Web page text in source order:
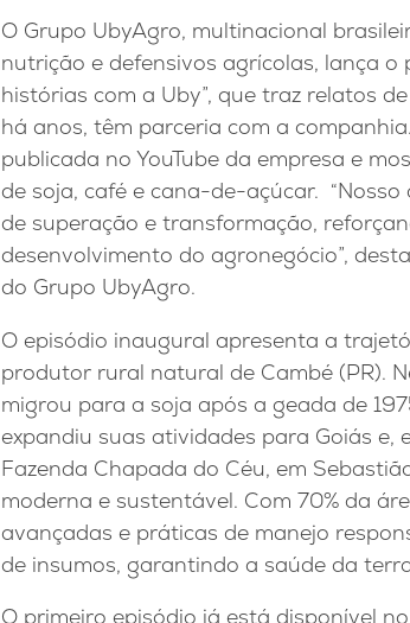
O Grupo UbyAgro, multinacional
nutrição e defensivos agrícolas, lança o
histórias com a Uby”, que traz relatos
há anos, têm parceria com a
publicada no YouTube da empresa e
de soja, café e cana-de-açúcar.
de superação e transformação,
desenvolvimento do agronegócio”,
do Grupo UbyAgro.
O episódio inaugural apresenta a
produtor rural natural de Cambé (PR).
migrou para a soja após a geada de
expandiu suas atividades para Goiás
Fazenda Chapada do Céu, em
moderna e sustentável. Com 70% da
avançadas e práticas de manejo
de insumos, garantindo a saúde da
O primeiro episódio já está disponível no